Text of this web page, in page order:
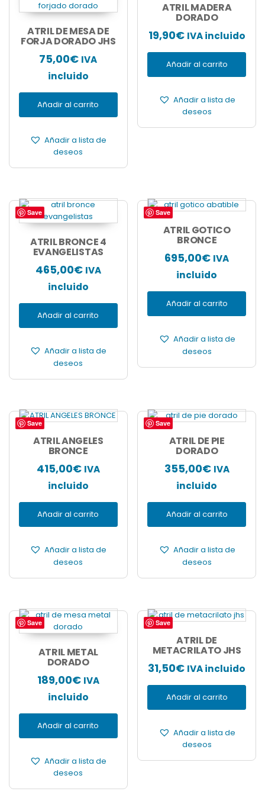
ATRIL DE MESA DE
FORJA DORADO JHS
75,00€ IVA
incluido
Añadir al carrito
Añadir a lista de
deseos
ATRIL MADERA
DORADO
19,90€ IVA incluido
Añadir al carrito
Añadir a lista de
deseos
Save
ATRIL BRONCE 4
EVANGELISTAS
465,00€ IVA
incluido
Añadir al carrito
Añadir a lista de
deseos
Save
ATRIL GOTICO
BRONCE
695,00€ IVA
incluido
Añadir al carrito
Añadir a lista de
deseos
Save
ATRIL ANGELES
BRONCE
415,00€ IVA
incluido
Añadir al carrito
Añadir a lista de
deseos
Save
ATRIL DE PIE
DORADO
355,00€ IVA
incluido
Añadir al carrito
Añadir a lista de
deseos
Save
ATRIL METAL
DORADO
189,00€ IVA
incluido
Añadir al carrito
Añadir a lista de
deseos
Save
ATRIL DE
METACRILATO JHS
31,50€ IVA incluido
Añadir al carrito
Añadir a lista de
deseos